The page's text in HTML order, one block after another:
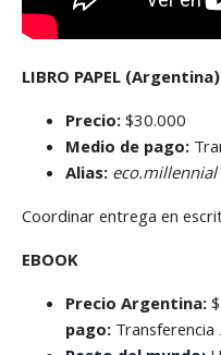
LIBRO PAPEL (Argentina)
Precio:$30.000
Medio de pago:
Alias:eco.millennial
Coordinar entrega en
EBOOK
Precio Argentina:
pago:Transferencia .